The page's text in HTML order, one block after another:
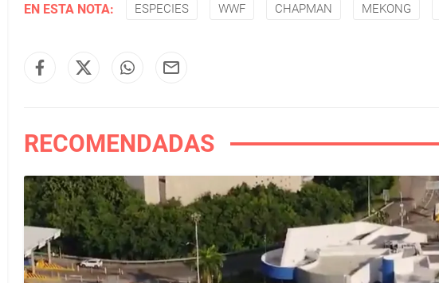
EN ESTA NOTA: ESPECIES WWF CHAPMAN MEKONG
RECOMENDADAS